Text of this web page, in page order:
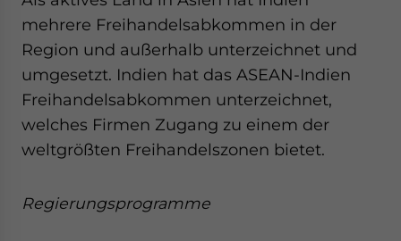
mehrere Freihandelsabkommen in der
Region und außerhalb unterzeichnet und
umgesetzt. Indien hat das ASEAN-Indien
Freihandelsabkommen unterzeichnet,
welches Firmen Zugang zu einem der
weltgrößten Freihandelszonen bietet.
Regierungsprogramme